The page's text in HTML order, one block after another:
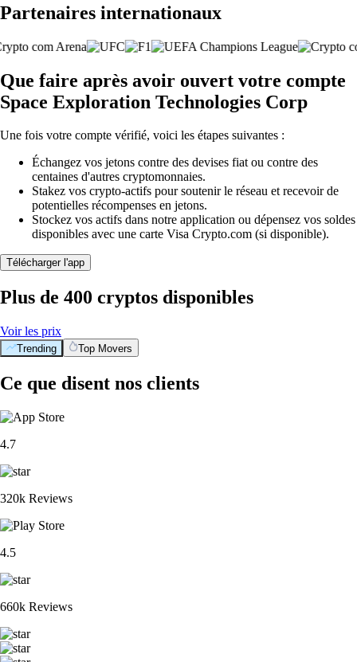
Partenaires internationaux
Que faire après avoir ouvert votre compte
Space Exploration Technologies Corp
Une fois votre compte vérifié, voici les étapes suivantes :
Échangez vos jetons contre des devises fiat ou contre des
centaines d'autres cryptomonnaies.
Stakez vos crypto-actifs pour soutenir le réseau et recevoir de
potentielles récompenses en jetons.
Stockez vos actifs dans notre application ou dépensez vos soldes
disponibles avec une carte Visa Crypto.com (si disponible).
Télécharger l'app
Plus de 400 cryptos disponibles
Voir les prix
Trending Top Movers
Ce que disent nos clients
4.7
320k Reviews
4.5
660k Reviews